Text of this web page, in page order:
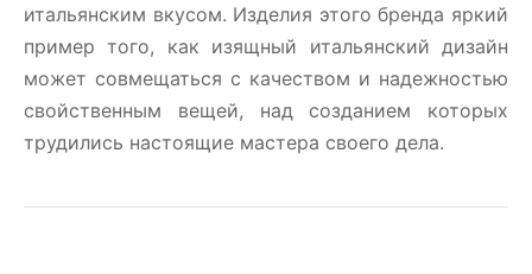
итальянским вкусом. Изделия этого бренда яркий
пример того, как изящный итальянский дизайн
может совмещаться с качеством и надежностью
свойственным вещей, над созданием которых
трудились настоящие мастера своего дела.